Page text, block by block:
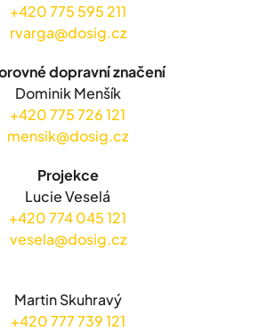
+420 775 595 211
rvarga@dosig.cz
dopravní značení
Dominik Menšík
+420 775 726 121
mensik@dosig.cz
Projekce
Lucie Veselá
+420 774 045 121
vesela@dosig.cz
Martin Skuhravý
+420 777 739 121